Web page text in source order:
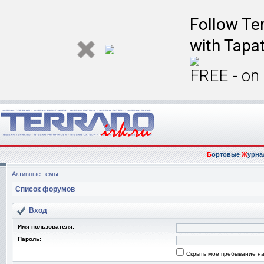
Follow
with
FREE -
БортовыеЖ
Активные темы
Список форумов
Вход
Имя пользователя:
Пароль:
Скрыть мое пребывание